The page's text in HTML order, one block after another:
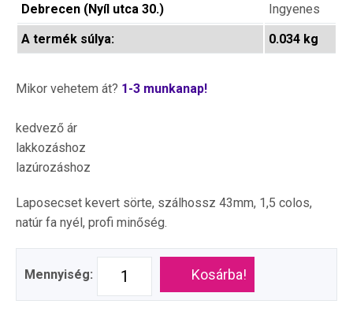
Debrecen (Nyíl utca 30.)
Ingyenes
A termék súlya:
0.034 kg
Mikor vehetem át? 1-3 munkanap!
kedvező ár
lakkozáshoz
lazúrozáshoz
Laposecset kevert sörte, szálhossz 43mm, 1,5 colos,
natúr fa nyél, profi minőség.
Mennyiség: Kosárba!